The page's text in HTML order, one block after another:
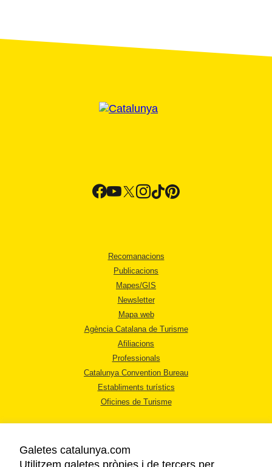
Recomanacions
Publicacions
Mapes/GIS
Newsletter
Mapa web
Agència Catalana de Turisme
Afiliacions
Professionals
Catalunya Convention Bureau
Establiments turístics
Oficines de Turisme
Galetes catalunya.com
Utilitzem galetes pròpies i de tercers per